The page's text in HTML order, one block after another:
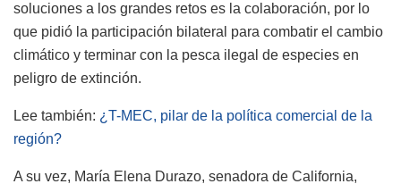
soluciones a los grandes retos es la colaboración, por lo
que pidió la participación bilateral para combatir el cambio
climático y terminar con la pesca ilegal de especies en
peligro de extinción.
Lee también: ¿T-MEC, pilar de la política comercial de la
región?
A su vez, María Elena Durazo, senadora de California,